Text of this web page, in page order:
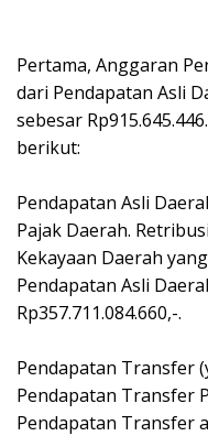
‎Pertama, Anggaran
dari Pendapatan Asli
sebesar
berikut:
‎Pendapatan Asli
Pajak Daerah.
Kekayaan Daerah
Pendapatan Asli
Rp357.711.084.660,-.
‎Pendapatan Transfer
Pendapatan Transfer
Pendapatan Transfer